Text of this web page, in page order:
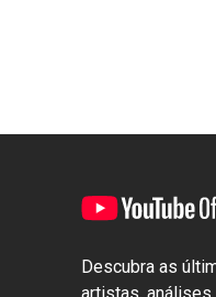
Descubra as